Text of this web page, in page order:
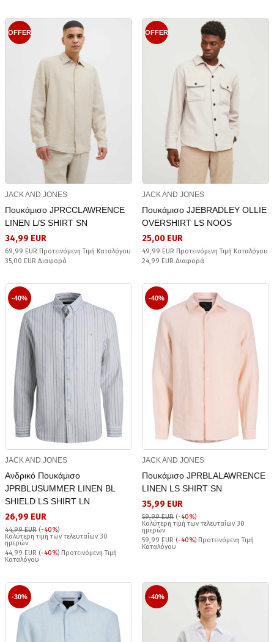
OFFER
JACK AND JONES
Πουκάμισο JPRCCLAWRENCE
LINEN L/S SHIRT SN
34,99 EUR
69,99 EUR Προτεινόμενη Τιμή Καταλόγου
35,00 EUR Διαφορά
OFFER
JACK AND JONES
Πουκάμισο JJEBRADLEY OLLIE
OVERSHIRT LS NOOS
25,00 EUR
49,99 EUR Προτεινόμενη Τιμή Καταλόγου
24,99 EUR Διαφορά
-40%
JACK AND JONES
Ανδρικό Πουκάμισο
JPRBLUSUMMER LINEN BL
SHIELD LS SHIRT LN
26,99 EUR
44,99 EUR (-40%)
Καλύτερη τιμή των τελευταίων 30
ημερών
44,99 EUR (-40%) Προτεινόμενη Τιμή
Καταλόγου
-40%
JACK AND JONES
Πουκάμισο JPRBLALAWRENCE
LINEN LS SHIRT SN
35,99 EUR
59,99 EUR (-40%)
Καλύτερη τιμή των τελευταίων 30
ημερών
59,99 EUR (-40%) Προτεινόμενη Τιμή
Καταλόγου
-30% -40%